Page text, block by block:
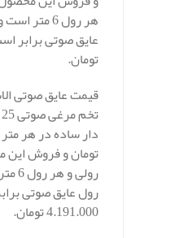
هر رول 6
تومان.
قیمت عایق صوتی
تومان و فروش
رول عایق صوتی
4.191.000 تومان.